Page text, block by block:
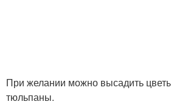
При желании можно высадить
тюльпаны.